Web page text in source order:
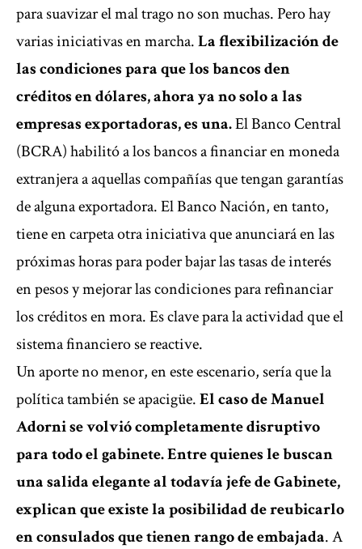
para suavizar el mal trago no son muchas. Pero hay
varias iniciativas en marcha.La flexibilización de
las condiciones para que los bancos den
créditos en dólares, ahora ya no solo a las
empresas exportadoras, es una.El Banco Central
(BCRA) habilitó a los bancos a financiar en moneda
extranjera a aquellas compañías que tengan garantías
de alguna exportadora. El Banco Nación, en tanto,
tiene en carpeta otra iniciativa que anunciará en las
próximas horas para poder bajar las tasas de interés
en pesos y mejorar las condiciones para refinanciar
los créditos en mora. Es clave para la actividad que el
sistema financiero se reactive.
Un aporte no menor, en este escenario, sería que la
política también se apacigüe.El caso de Manuel
Adorni se volvió completamente disruptivo
para todo el gabinete. Entre quienes le buscan
una salida elegante al todavía jefe de Gabinete,
explican que existe la posibilidad de reubicarlo
en consulados que tienen rango de embajada. A